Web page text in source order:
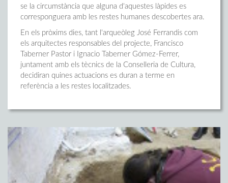
se la circumstància que alguna d'aquestes làpides es
corresponguera amb les restes humanes descobertes ara.
En els pròxims dies, tant l'arqueòleg José Ferrandis com
els arquitectes responsables del projecte, Francisco
Taberner Pastor i Ignacio Taberner Gómez-Ferrer,
juntament amb els tècnics de la Conselleria de Cultura,
decidiran quines actuacions es duran a terme en
referència a les restes localitzades.